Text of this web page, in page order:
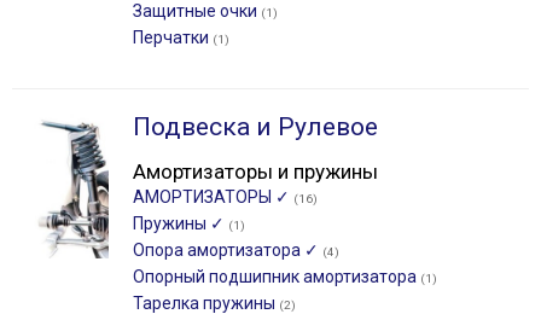
Защитные очки (1)
Перчатки (1)
Подвеска и Рулевое
Амортизаторы и пружины
АМОРТИЗАТОРЫ ✓ (16)
Пружины ✓ (1)
Опора амортизатора ✓ (4)
Опорный подшипник амортизатора (1)
Тарелка пружины (2)